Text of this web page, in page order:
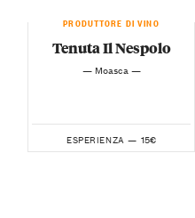
PRODUTTORE DI VINO
Tenuta Il Nespolo
— Moasca —
ESPERIENZA — 15€